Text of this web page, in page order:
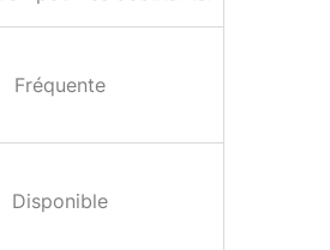
Fréquente
Disponible